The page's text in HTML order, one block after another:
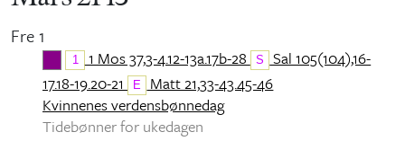
Fre 1
1 1 Mos 37,3-4.12-13a.17b-28 S
Sal 105(104),16-
17.18-19.20-21
E
Matt 21,33-43.45-46
Kvinnenes verdensbønnedag
Tidebønner for ukedagen